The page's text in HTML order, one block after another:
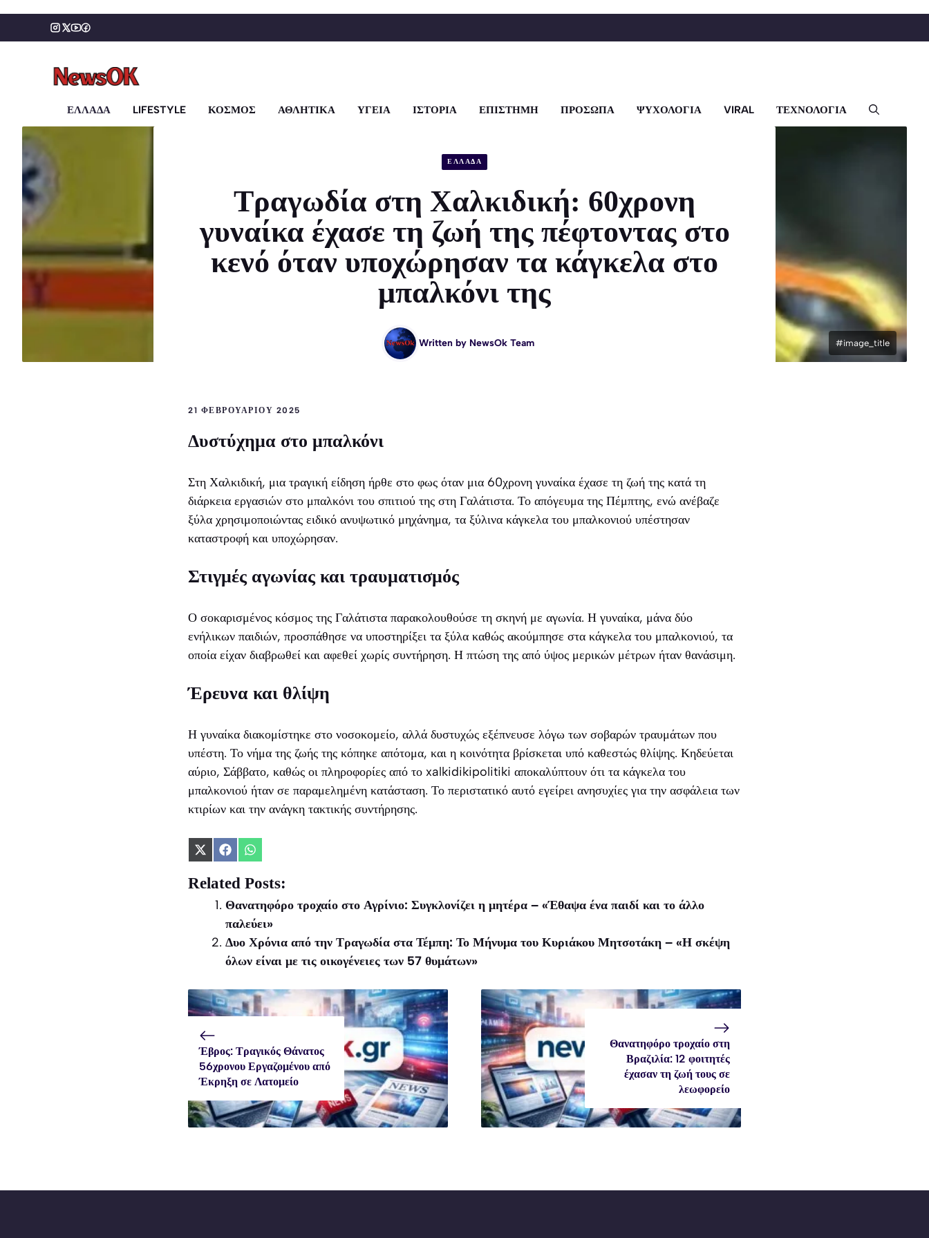
περιεχόμενο
ΕΛΛΑΔΑ LIFESTYLE ΚΟΣΜΟΣ ΑΘΛΗΤΙΚΑ ΥΓΕΙΑ ΙΣΤΟΡΙΑ ΕΠΙΣΤΗΜΗ ΠΡΟΣΩΠΑ ΨΥΧΟΛΟΓΙΑ VIRAL ΤΕΧΝΟΛΟΓΙΑ
#image_title
ΕΛΛΑΔΑ
Τραγωδία στη Χαλκιδική: 60χρονη
γυναίκα έχασε τη ζωή της πέφτοντας στο
κενό όταν υποχώρησαν τα κάγκελα στο
μπαλκόνι της
Written by NewsOk Team
21 ΦΕΒΡΟΥΑΡΊΟΥ 2025
Δυστύχημα στο μπαλκόνι
Στη Χαλκιδική, μια τραγική είδηση ήρθε στο φως όταν μια 60χρονη γυναίκα έχασε τη ζωή της κατά τη
διάρκεια εργασιών στο μπαλκόνι του σπιτιού της στη Γαλάτιστα. Το απόγευμα της Πέμπτης, ενώ ανέβαζε
ξύλα χρησιμοποιώντας ειδικό ανυψωτικό μηχάνημα, τα ξύλινα κάγκελα του μπαλκονιού υπέστησαν
καταστροφή και υποχώρησαν.
Στιγμές αγωνίας και τραυματισμός
Ο σοκαρισμένος κόσμος της Γαλάτιστα παρακολουθούσε τη σκηνή με αγωνία. Η γυναίκα, μάνα δύο
ενήλικων παιδιών, προσπάθησε να υποστηρίξει τα ξύλα καθώς ακούμπησε στα κάγκελα του μπαλκονιού, τα
οποία είχαν διαβρωθεί και αφεθεί χωρίς συντήρηση. Η πτώση της από ύψος μερικών μέτρων ήταν θανάσιμη.
Έρευνα και θλίψη
Η γυναίκα διακομίστηκε στο νοσοκομείο, αλλά δυστυχώς εξέπνευσε λόγω των σοβαρών τραυμάτων που
υπέστη. Το νήμα της ζωής της κόπηκε απότομα, και η κοινότητα βρίσκεται υπό καθεστώς θλίψης. Κηδεύεται
αύριο, Σάββατο, καθώς οι πληροφορίες από το xalkidikipolitiki αποκαλύπτουν ότι τα κάγκελα του
μπαλκονιού ήταν σε παραμελημένη κατάσταση. Το περιστατικό αυτό εγείρει ανησυχίες για την ασφάλεια των
κτιρίων και την ανάγκη τακτικής συντήρησης.
Share
X
(Twitter)
Share
Facebook
Share
WhatsApp
Related Posts:
Θανατηφόρο τροχαίο στο Αγρίνιο: Συγκλονίζει η μητέρα – «Έθαψα ένα παιδί και το άλλο
παλεύει»
Δυο Χρόνια από την Τραγωδία στα Τέμπη: Το Μήνυμα του Κυριάκου Μητσοτάκη – «Η σκέψη
όλων είναι με τις οικογένειες των 57 θυμάτων»
Έβρος: Τραγικός Θάνατος
56χρονου Εργαζομένου από
Έκρηξη σε Λατομείο
Θανατηφόρο τροχαίο στη
Βραζιλία: 12 φοιτητές
έχασαν τη ζωή τους σε
λεωφορείο